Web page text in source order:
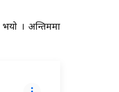
। अन्तिममा